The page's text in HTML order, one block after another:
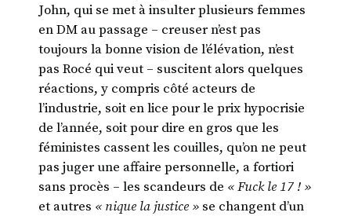
John, qui se met à insulter plusieurs femmes
en DM au passage – creuser n’est pas
toujours la bonne vision de l’élévation, n’est
pas Rocé qui veut – suscitent alors quelques
réactions, y compris côté acteurs de
l’industrie, soit en lice pour le prix hypocrisie
de l’année, soit pour dire en gros que les
féministes cassent les couilles, qu’on ne peut
pas juger une affaire personnelle, a fortiori
sans procès – les scandeurs de « Fuck le 17 ! »
et autres « nique la justice » se changent d’un